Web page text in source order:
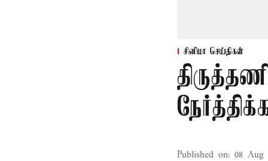
சினிமா செய்திகள்
Published on: 08 Aug